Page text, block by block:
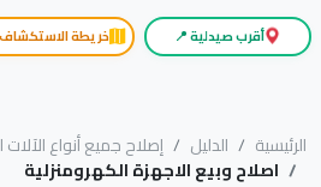
أقرب صيدلية 📍 خريطة
الرئيسية الدليل
إصلاح جميع أنواع الآلات
اصلاح وبيع الاجهزة الكهرومنزلية